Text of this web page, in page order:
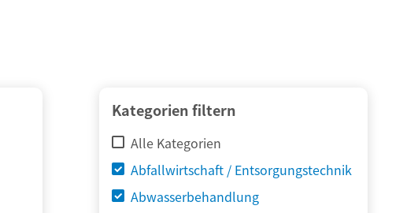
Kategorien filtern
Alle Kategorien
Abfallwirtschaft / Entsorgungstechnik
Abwasserbehandlung